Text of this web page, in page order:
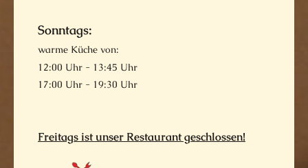
Sonntags:
warme Küche von:
12:00 Uhr - 13:45 Uhr
17:00 Uhr - 19:30 Uhr
Freitags ist unser Restaurant geschlossen!